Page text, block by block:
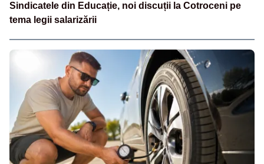
Sindicatele din Educație, noi discuții la Cotroceni pe
tema legii salarizării